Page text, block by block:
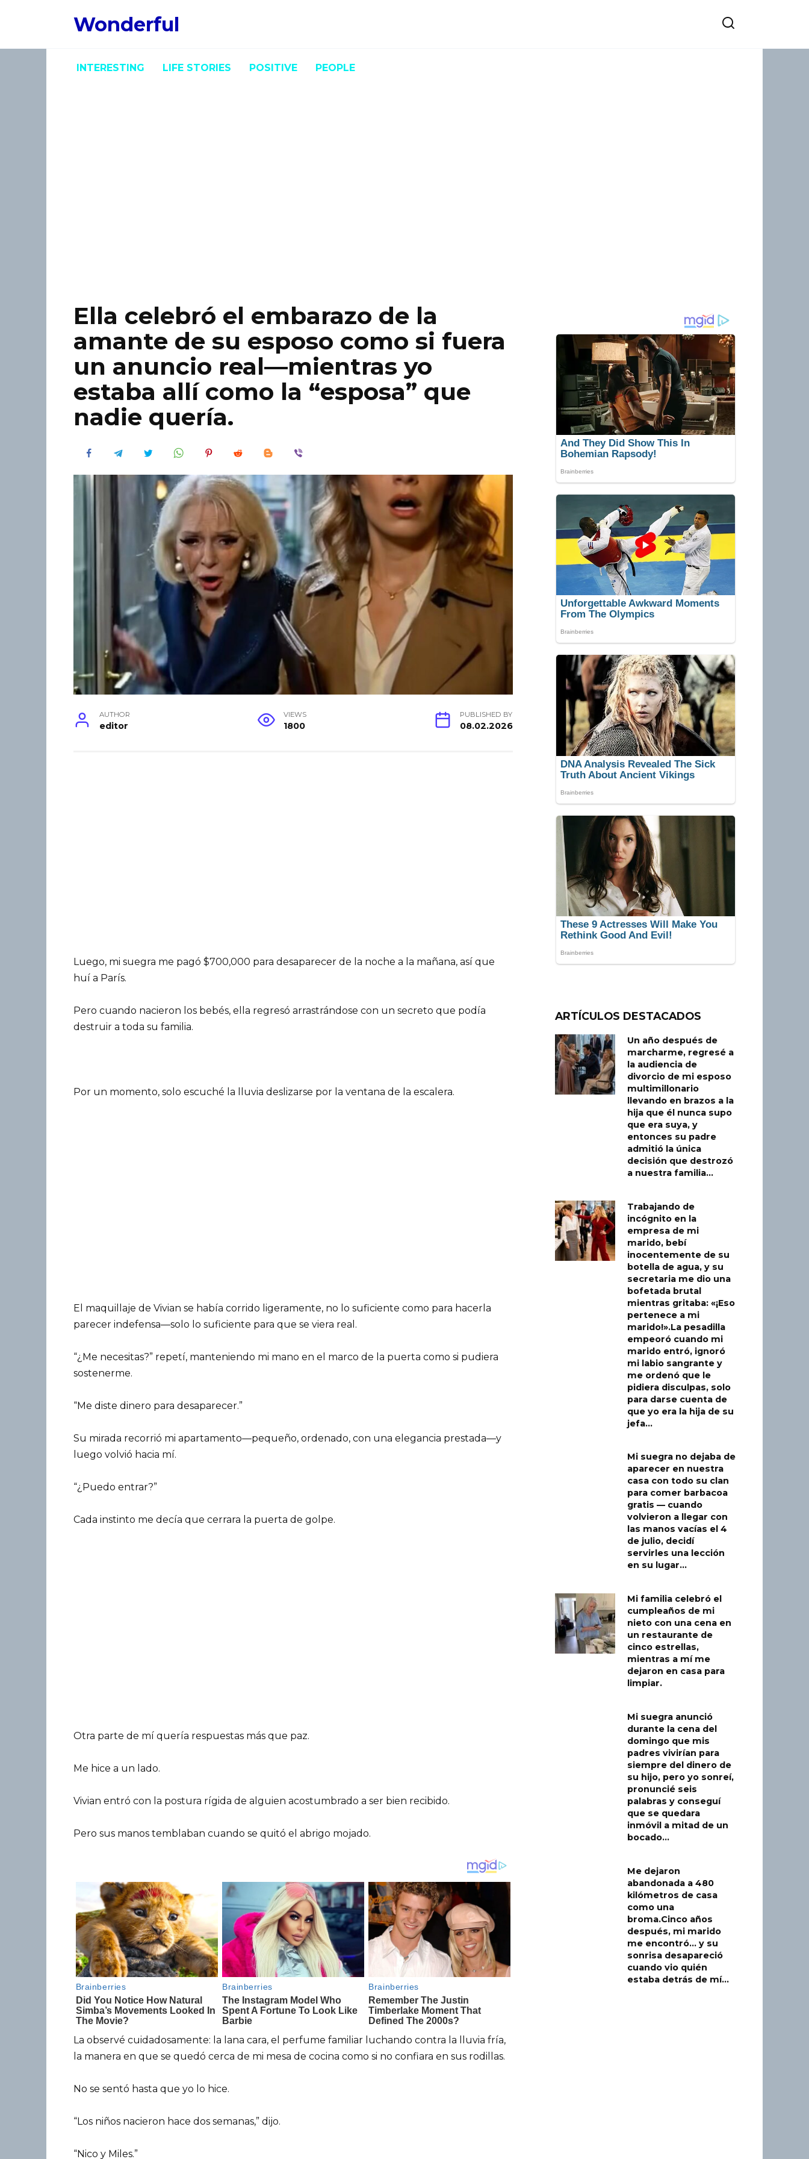
Wonderful
INTERESTING LIFE STORIES POSITIVE PEOPLE
Ella celebró el embarazo de la
amante de su esposo como si fuera
un anuncio real—mientras yo
estaba allí como la “esposa” que
nadie quería.
AUTHOR
editor
VIEWS
1800
PUBLISHED BY
08.02.2026
Luego, mi suegra me pagó $700,000 para desaparecer de la noche a la mañana, así que
huí a París.
Pero cuando nacieron los bebés, ella regresó arrastrándose con un secreto que podía
destruir a toda su familia.
Por un momento, solo escuché la lluvia deslizarse por la ventana de la escalera.
El maquillaje de Vivian se había corrido ligeramente, no lo suficiente como para hacerla
parecer indefensa—solo lo suficiente para que se viera real.
“¿Me necesitas?” repetí, manteniendo mi mano en el marco de la puerta como si pudiera
sostenerme.
“Me diste dinero para desaparecer.”
Su mirada recorrió mi apartamento—pequeño, ordenado, con una elegancia prestada—y
luego volvió hacia mí.
“¿Puedo entrar?”
Cada instinto me decía que cerrara la puerta de golpe.
Otra parte de mí quería respuestas más que paz.
Me hice a un lado.
Vivian entró con la postura rígida de alguien acostumbrado a ser bien recibido.
Pero sus manos temblaban cuando se quitó el abrigo mojado.
La observé cuidadosamente: la lana cara, el perfume familiar luchando contra la lluvia fría,
la manera en que se quedó cerca de mi mesa de cocina como si no confiara en sus rodillas.
No se sentó hasta que yo lo hice.
“Los niños nacieron hace dos semanas,” dijo.
“Nico y Miles.”
ARTÍCULOS DESTACADOS
Un año después de
marcharme, regresé a
la audiencia de
divorcio de mi esposo
multimillonario
llevando en brazos a la
hija que él nunca supo
que era suya, y
entonces su padre
admitió la única
decisión que destrozó
a nuestra familia…
Trabajando de
incógnito en la
empresa de mi
marido, bebí
inocentemente de su
botella de agua, y su
secretaria me dio una
bofetada brutal
mientras gritaba: «¡Eso
pertenece a mi
marido!».La pesadilla
empeoró cuando mi
marido entró, ignoró
mi labio sangrante y
me ordenó que le
pidiera disculpas, solo
para darse cuenta de
que yo era la hija de su
jefa…
Mi suegra no dejaba de
aparecer en nuestra
casa con todo su clan
para comer barbacoa
gratis — cuando
volvieron a llegar con
las manos vacías el 4
de julio, decidí
servirles una lección
en su lugar…
Mi familia celebró el
cumpleaños de mi
nieto con una cena en
un restaurante de
cinco estrellas,
mientras a mí me
dejaron en casa para
limpiar.
Mi suegra anunció
durante la cena del
domingo que mis
padres vivirían para
siempre del dinero de
su hijo, pero yo sonreí,
pronuncié seis
palabras y conseguí
que se quedara
inmóvil a mitad de un
bocado…
Me dejaron
abandonada a 480
kilómetros de casa
como una
broma.Cinco años
después, mi marido
me encontró… y su
sonrisa desapareció
cuando vio quién
estaba detrás de mí…